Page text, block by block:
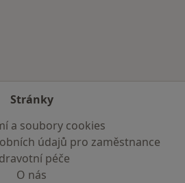
Stránky
a soubory cookies
údajů pro zaměstnance
péče
O nás